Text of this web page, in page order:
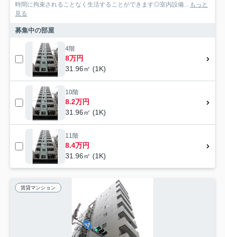
時間に拘束されることなく生活することができます◎室内設備... もっと
見る
募集中の部屋
4階
8万円
31.96㎡ (1K)
10階
8.2万円
31.96㎡ (1K)
11階
8.4万円
31.96㎡ (1K)
賃貸マンション